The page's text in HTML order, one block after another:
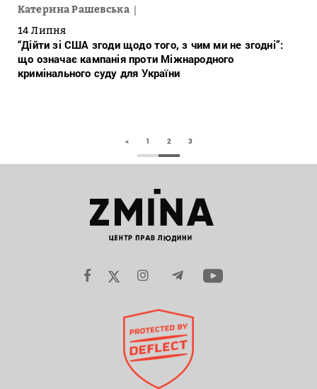
Катерина Рашевська
14 Липня
“Дійти зі США згоди щодо того, з чим ми не згодні”:
що означає кампанія проти Міжнародного
кримінального суду для України
< 1 2 3